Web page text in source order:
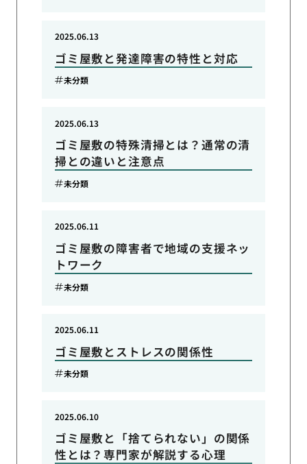
ゴミ屋敷と発達障害の特性と対応
2025.06.13
未分類
ゴミ屋敷の特殊清掃とは？通常の清
掃との違いと注意点
2025.06.13
未分類
ゴミ屋敷の障害者で地域の支援ネッ
トワーク
2025.06.11
未分類
ゴミ屋敷とストレスの関係性
2025.06.11
未分類
ゴミ屋敷と「捨てられない」の関係
性とは？専門家が解説する心理
2025.06.10